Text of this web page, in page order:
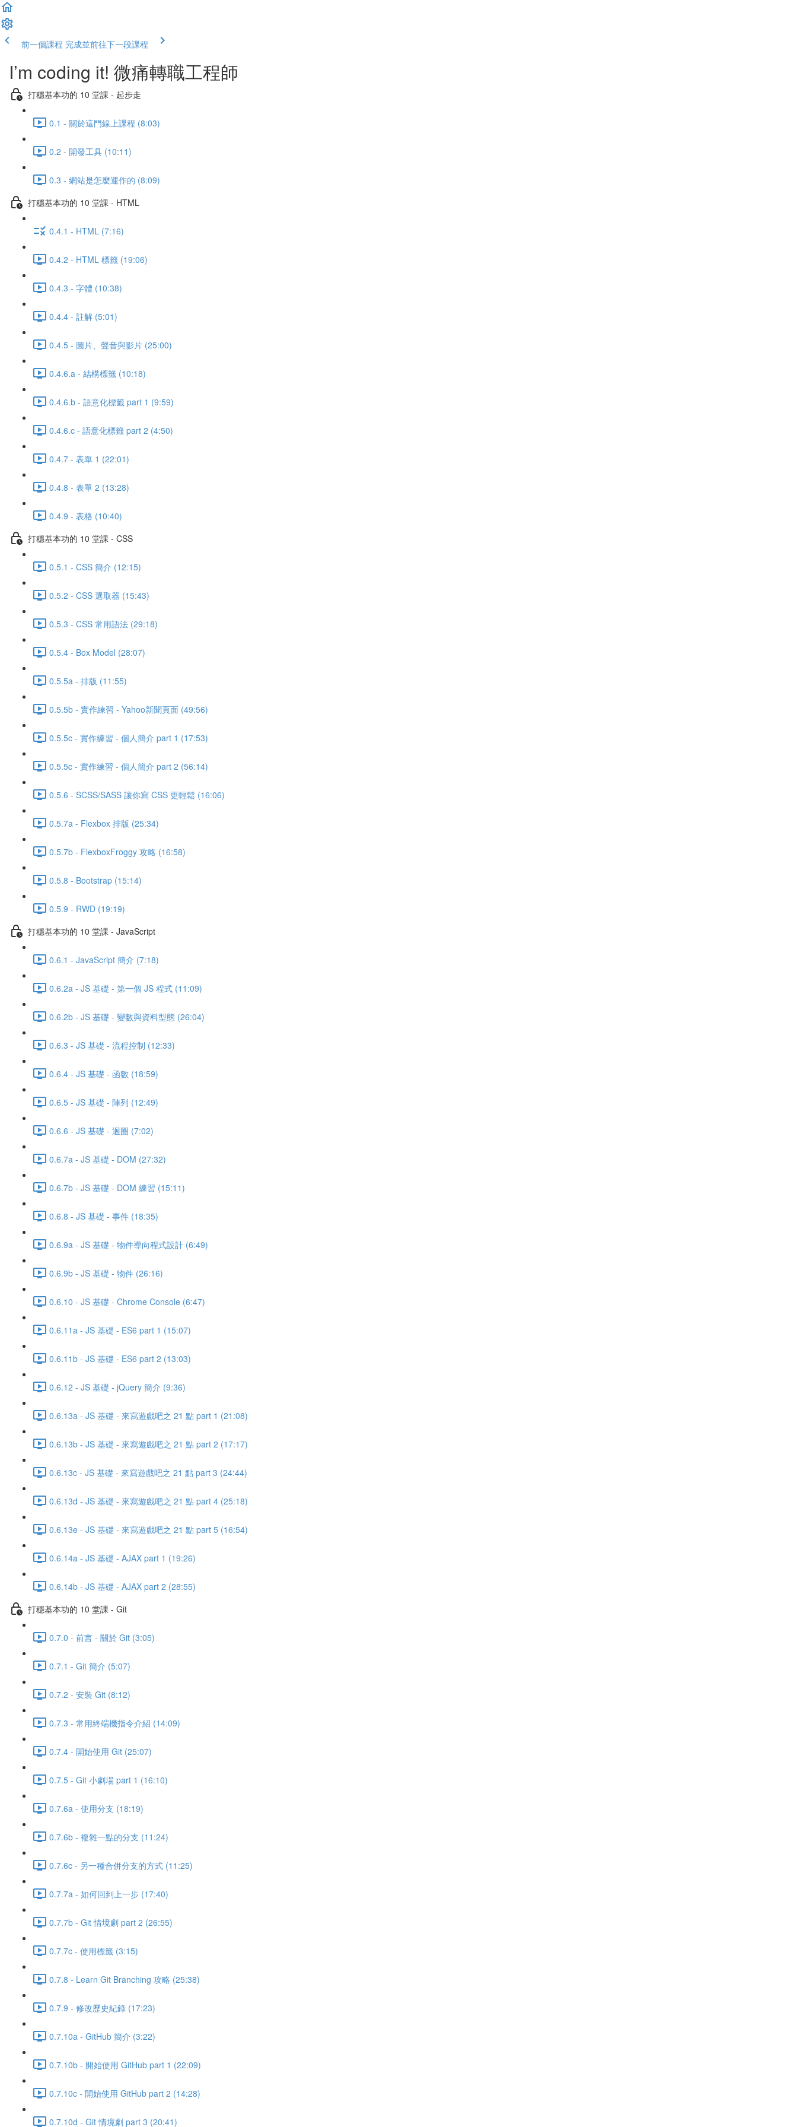
前一個課程 完成並前往下一段課程
I’m coding it! 微痛轉職工程師
打穩基本功的 10 堂課 - 起步走
0.1 - 關於這門線上課程 (8:03)
0.2 - 開發工具 (10:11)
0.3 - 網站是怎麼運作的 (8:09)
打穩基本功的 10 堂課 - HTML
0.4.1 - HTML (7:16)
0.4.2 - HTML 標籤 (19:06)
0.4.3 - 字體 (10:38)
0.4.4 - 註解 (5:01)
0.4.5 - 圖片、聲音與影片 (25:00)
0.4.6.a - 結構標籤 (10:18)
0.4.6.b - 語意化標籤 part 1 (9:59)
0.4.6.c - 語意化標籤 part 2 (4:50)
0.4.7 - 表單 1 (22:01)
0.4.8 - 表單 2 (13:28)
0.4.9 - 表格 (10:40)
打穩基本功的 10 堂課 - CSS
0.5.1 - CSS 簡介 (12:15)
0.5.2 - CSS 選取器 (15:43)
0.5.3 - CSS 常用語法 (29:18)
0.5.4 - Box Model (28:07)
0.5.5a - 排版 (11:55)
0.5.5b - 實作練習 - Yahoo新聞頁面 (49:56)
0.5.5c - 實作練習 - 個人簡介 part 1 (17:53)
0.5.5c - 實作練習 - 個人簡介 part 2 (56:14)
0.5.6 - SCSS/SASS 讓你寫 CSS 更輕鬆 (16:06)
0.5.7a - Flexbox 排版 (25:34)
0.5.7b - FlexboxFroggy 攻略 (16:58)
0.5.8 - Bootstrap (15:14)
0.5.9 - RWD (19:19)
打穩基本功的 10 堂課 - JavaScript
0.6.1 - JavaScript 簡介 (7:18)
0.6.2a - JS 基礎 - 第一個 JS 程式 (11:09)
0.6.2b - JS 基礎 - 變數與資料型態 (26:04)
0.6.3 - JS 基礎 - 流程控制 (12:33)
0.6.4 - JS 基礎 - 函數 (18:59)
0.6.5 - JS 基礎 - 陣列 (12:49)
0.6.6 - JS 基礎 - 迴圈 (7:02)
0.6.7a - JS 基礎 - DOM (27:32)
0.6.7b - JS 基礎 - DOM 練習 (15:11)
0.6.8 - JS 基礎 - 事件 (18:35)
0.6.9a - JS 基礎 - 物件導向程式設計 (6:49)
0.6.9b - JS 基礎 - 物件 (26:16)
0.6.10 - JS 基礎 - Chrome Console (6:47)
0.6.11a - JS 基礎 - ES6 part 1 (15:07)
0.6.11b - JS 基礎 - ES6 part 2 (13:03)
0.6.12 - JS 基礎 - jQuery 簡介 (9:36)
0.6.13a - JS 基礎 - 來寫遊戲吧之 21 點 part 1 (21:08)
0.6.13b - JS 基礎 - 來寫遊戲吧之 21 點 part 2 (17:17)
0.6.13c - JS 基礎 - 來寫遊戲吧之 21 點 part 3 (24:44)
0.6.13d - JS 基礎 - 來寫遊戲吧之 21 點 part 4 (25:18)
0.6.13e - JS 基礎 - 來寫遊戲吧之 21 點 part 5 (16:54)
0.6.14a - JS 基礎 - AJAX part 1 (19:26)
0.6.14b - JS 基礎 - AJAX part 2 (28:55)
打穩基本功的 10 堂課 - Git
0.7.0 - 前言 - 關於 Git (3:05)
0.7.1 - Git 簡介 (5:07)
0.7.2 - 安裝 Git (8:12)
0.7.3 - 常用終端機指令介紹 (14:09)
0.7.4 - 開始使用 Git (25:07)
0.7.5 - Git 小劇場 part 1 (16:10)
0.7.6a - 使用分支 (18:19)
0.7.6b - 複雜一點的分支 (11:24)
0.7.6c - 另一種合併分支的方式 (11:25)
0.7.7a - 如何回到上一步 (17:40)
0.7.7b - Git 情境劇 part 2 (26:55)
0.7.7c - 使用標籤 (3:15)
0.7.8 - Learn Git Branching 攻略 (25:38)
0.7.9 - 修改歷史紀錄 (17:23)
0.7.10a - GitHub 簡介 (3:22)
0.7.10b - 開始使用 GitHub part 1 (22:09)
0.7.10c - 開始使用 GitHub part 2 (14:28)
0.7.10d - Git 情境劇 part 3 (20:41)